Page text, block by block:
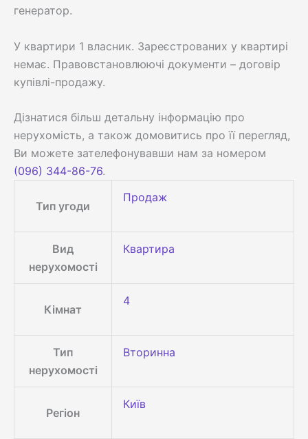
генератор.
У квартири 1 власник. Зареєстрованих у квартирі
немає. Правовстановлюючі документи – договір
купівлі-продажу.
Дізнатися більш детальну інформацію про
нерухомість, а також домовитись про її перегляд,
Ви можете зателефонувавши нам за номером
(096) 344-86-76.
Тип угоди
Продаж
Вид
нерухомості
Квартира
Кімнат
4
Тип
нерухомості
Вторинна
Регіон
Київ